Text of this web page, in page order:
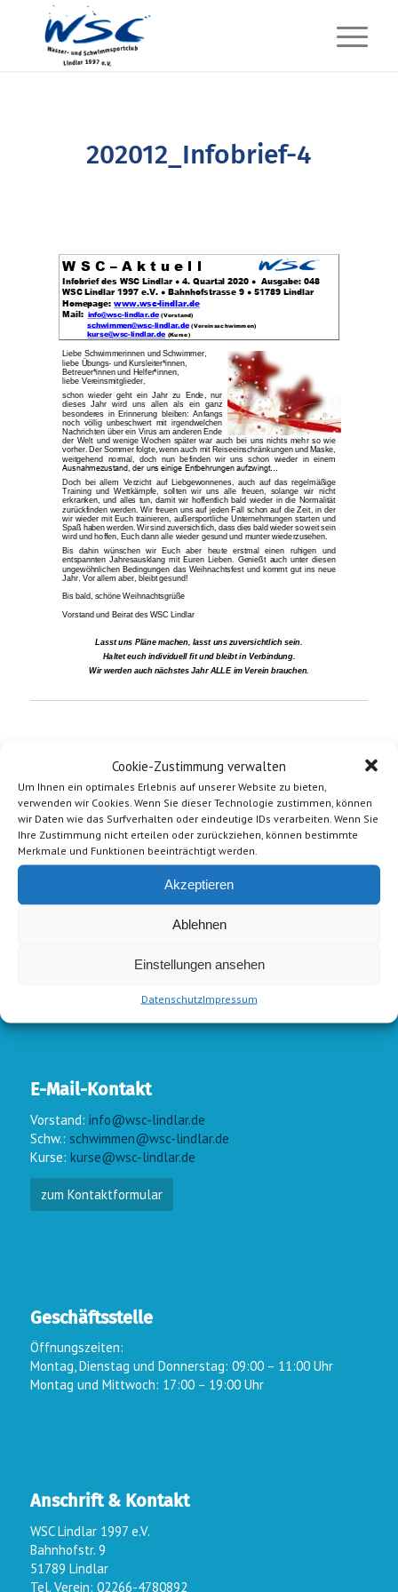
Cookie-Zustimmung verwalten
Um Ihnen ein optimales Erlebnis auf unserer Website zu bieten,
verwenden wir Cookies. Wenn Sie dieser Technologie zustimmen, können
wir Daten wie das Surfverhalten oder eindeutige IDs verarbeiten. Wenn Sie
Ihre Zustimmung nicht erteilen oder zurückziehen, können bestimmte
Merkmale und Funktionen beeinträchtigt werden.
Akzeptieren
Ablehnen
Einstellungen ansehen
DatenschutzImpressum
202012_Infobrief-4
W S C A k t u e l l
Infobrief des WSC Lindlar ● 4 . Quartal 2020 ● Ausgabe: 048
WSC Lindlar 1997 e.V. ● Bahnhofstrasse 9 ● 51789 Lindlar
Homepage: www.wsc -lindlar.de
Mail:
info@wsc-lindlar.de (Vorstand)
schwimmen@wsc- lindlar.de (Vereinsschwimmen)
kurse@wsc-lindlar.de (Kurse)
Liebe Schwimmerinnen und Schwimmer,
liebe Übungs- und Kursleiter*innen,
Betreuer*innen und Helfer*innen,
liebe Vereinsmitglieder,
schon wieder geht ein Jahr zu Ende, nur
dieses Jahr wird uns allen als ein ganz
besonderes in Erinnerung bleiben: Anfangs
noch völlig unbeschwert mit irgendwelchen
Nachrichten über ein Virus am anderen Ende
der Welt und wenige Wochen später war auch bei un
s nichts mehr so wie
vorher. Der Sommer folgte, wenn auch mit Reiseeinschränkungen und Maske,
weitgehend normal, doch nun befinden wir uns schon wieder in einem
Ausnahmezustand, der uns einige Entbehrungen aufzwingt...
Doch bei allem Verzicht auf Liebgewonn
enes, auch auf das regelmäßige
Training und Wettkämpfe, sollten wir uns alle freuen, solange wir nicht
erkranken, und alles tun, damit wir hoffentlich bald wieder in die Normalität
zurückfinden werden. Wir freuen uns auf jeden Fall schon auf die Zeit, in der
wir wieder mit Euch trainieren, außersportliche Unternehmungen starten und
Spaß haben werden. Wir sind zuversichtlich, dass dies bald wieder so weit sein
wird und hoffen, Euch dann alle wieder gesund und munter wiederzusehen.
Bis dahin wünschen wir Eu
ch aber heute erstmal einen ruhigen und
entspannten Jahresausklang mit Euren Lieben. Genießt auch unter diesen
ungewöhnlichen Bedingungen das Weihnachtsfest und kommt gut ins neue
Jahr. Vor allem aber, bleibt gesund!
Bis bald, schöne Weihnachtsgrüße
Vorstand und Beirat des WSC Lindlar
Lasst uns Pläne machen, lasst uns zuversichtlich sein.
Haltet euch individuell fit und bleibt in Verbindung.
Wir werden auch nächstes Jahr ALLE im Verein brauchen.
E-Mail-Kontakt
Vorstand: info@wsc-lindlar.de
Schw.: schwimmen@wsc-lindlar.de
Kurse: kurse@wsc-lindlar.de
zum Kontaktformular
Geschäftsstelle
Öffnungszeiten:
Montag, Dienstag und Donnerstag: 09:00 – 11:00 Uhr
Montag und Mittwoch: 17:00 – 19:00 Uhr
Anschrift & Kontakt
WSC Lindlar 1997 e.V.
Bahnhofstr. 9
51789 Lindlar
Tel. Verein: 02266-4780892